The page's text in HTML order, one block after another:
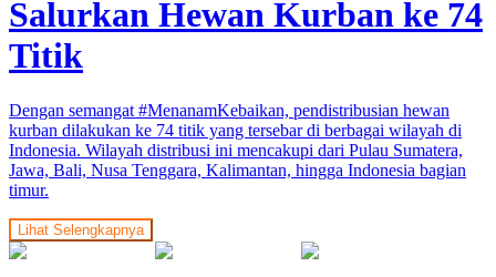
Salurkan Hewan Kurban ke 74
Titik
Dengan semangat #MenanamKebaikan, pendistribusian hewan
kurban dilakukan ke 74 titik yang tersebar di berbagai wilayah di
Indonesia. Wilayah distribusi ini mencakupi dari Pulau Sumatera,
Jawa, Bali, Nusa Tenggara, Kalimantan, hingga Indonesia bagian
timur.
Lihat Selengkapnya